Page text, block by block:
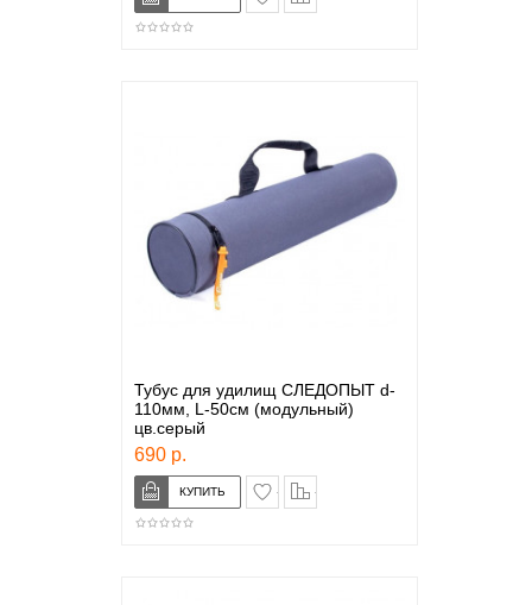
Тубус для удилищ СЛЕДОПЫТ d-
110мм, L-50см (модульный)
цв.серый
690 р.
в закладки